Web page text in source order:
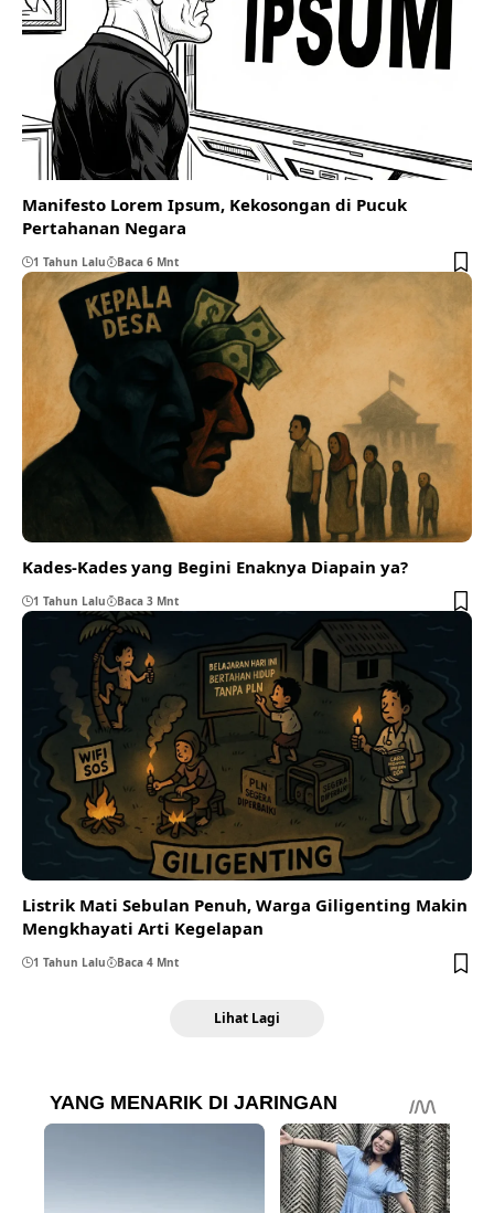
Manifesto Lorem Ipsum, Kekosongan di Pucuk
Pertahanan Negara
1 Tahun Lalu Baca 6 Mnt
Kades-Kades yang Begini Enaknya Diapain ya?
1 Tahun Lalu Baca 3 Mnt
Listrik Mati Sebulan Penuh, Warga Giligenting Makin
Mengkhayati Arti Kegelapan
1 Tahun Lalu Baca 4 Mnt
Lihat Lagi